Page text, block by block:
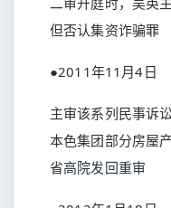
但否认集资诈骗罪
●2011年11月4日
主审该系列民事诉
本色集团部分房屋
省高院发回重审